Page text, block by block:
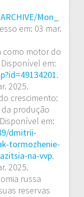
Mon_
em: 03 mar.
como motor do
em:
.
2025.
crescimento:
produção
em:
dmitrii-
tormozhenie-
na-vvp.
2025.
russa
reservas